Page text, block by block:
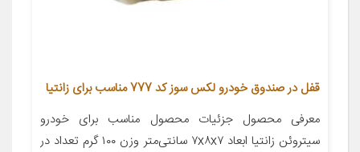
قفل در صندوق خودرو لکس سوز کد 777 مناسب برای زانتیا
معرفی محصول جزئیات محصول مناسب برای خودرو
سیتروئن زانتیا ابعاد ۷x۸x۷ سانتی‌متر وزن ۱۰۰ گرم تعداد در